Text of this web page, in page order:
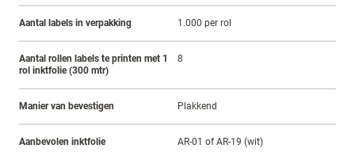
Aantal labels in verpakking 1.000 per rol
Aantal rollen labels te printen met 1
rol inktfolie (300 mtr)
8
Manier van bevestigen Plakkend
Aanbevolen inktfolie AR-01 of AR-19 (wit)